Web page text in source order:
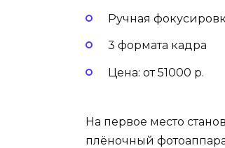
Ручная
3 формата кадра
Цена: от 51000 р.
На первое место
плёночный